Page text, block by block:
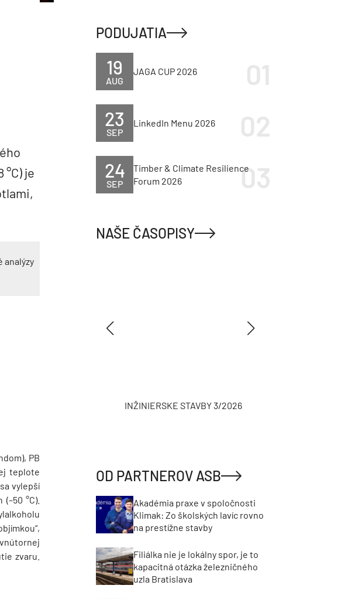
je
analýzy
PB
teplote
vylepší
°C).
zvaru.
PODUJATIA
AUG
19 JAGA CUP 2026
SEP
23 LinkedIn Menu 2026
SEP
24
Timber & Climate Resilience
Forum 2026
NAŠE ČASOPISY
INŽINIERSKE STAVBY 3/2026
OD PARTNEROV ASB
Akadémia praxe v spoločnosti
Klimak: Zo školských lavíc rovno
na prestížne stavby
Filiálka nie je lokálny spor, je to
kapacitná otázka železničného
uzla Bratislava